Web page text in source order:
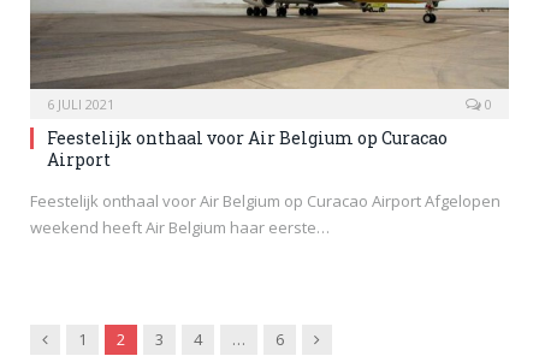
6 JULI 2021 0
Feestelijk onthaal voor Air Belgium op Curacao
Airport
Feestelijk onthaal voor Air Belgium op Curacao Airport Afgelopen
weekend heeft Air Belgium haar eerste…
Previous
1 2 3 4 … 6 Next